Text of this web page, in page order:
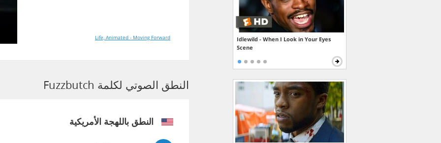
Life, Animated - Moving Forward
النطق الصوتي لكلمة Fuzzbutch
النطق باللهجة الأمريكية
Idlewild - When I Look in Your Eyes
Scene